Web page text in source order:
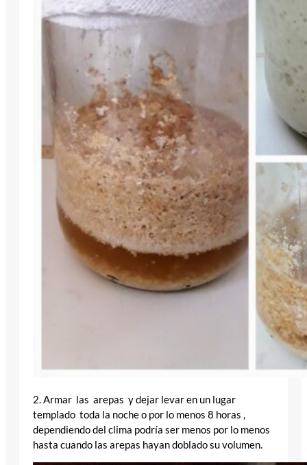
2. Armar las arepas y dejar levar en un lugar
templado toda la noche o por lo menos 8 horas ,
dependiendo del clima podría ser menos por lo menos
hasta cuando las arepas hayan doblado su volumen.